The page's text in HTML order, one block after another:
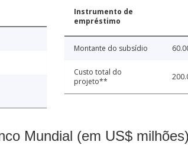
Instrumento de
empréstimo
Montante do subsídio
Custo total do
projeto**
Mundial (em US$